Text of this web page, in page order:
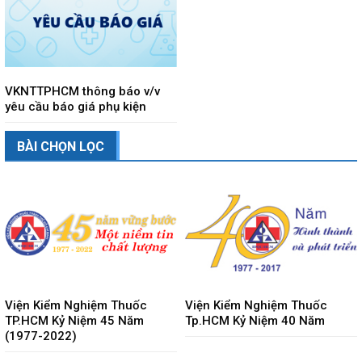
VKNTTPHCM thông báo v/v
yêu cầu báo giá phụ kiện
BÀI CHỌN LỌC
Viện Kiểm Nghiệm Thuốc
TP.HCM Kỷ Niệm 45 Năm
(1977-2022)
Viện Kiểm Nghiệm Thuốc
Tp.HCM Kỷ Niệm 40 Năm